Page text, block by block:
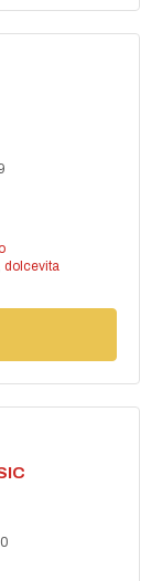
dolcevita